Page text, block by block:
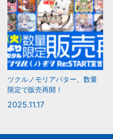
ツクルノモリアバター、数量
限定で販売再開！
2025.11.17